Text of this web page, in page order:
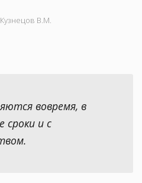
В.М.
вовремя, в
сроки и с